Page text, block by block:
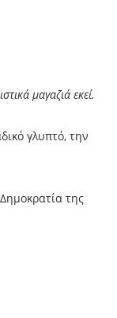
μαγαζιά εκεί.
γλυπτό, την
της